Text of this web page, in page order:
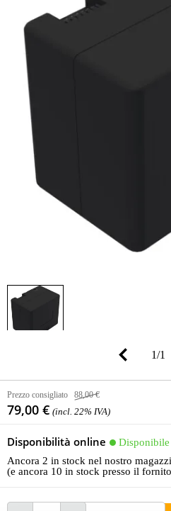
1/1
Prezzo consigliato 88,00 €
79,00 € (incl. 22% IVA)
Disponibilità online
Disponibile
Ancora 2 in stock nel nostro
(e ancora 10 in stock presso il